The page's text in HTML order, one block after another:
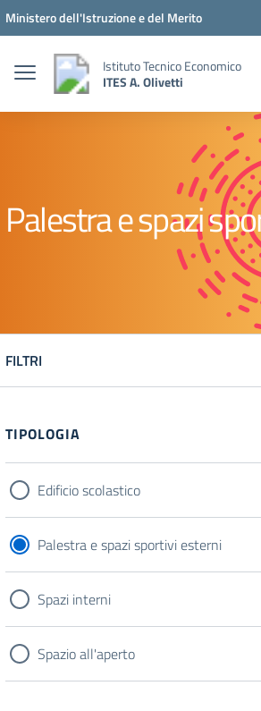
Vai ai contenuti
Vai al menu di navigazione
Vai al footer
Ministero dell'Istruzione e del Merito
Istituto Tecnico Economico
ITES A. Olivetti
Palestra e spazi
FILTRI
TIPOLOGIA
Edificio scolastico
Palestra e spazi sportivi esterni
Spazi interni
Spazio all'aperto